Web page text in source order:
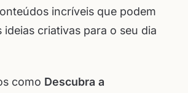
incríveis que podem
ideias criativas para o seu dia
como Descubra a